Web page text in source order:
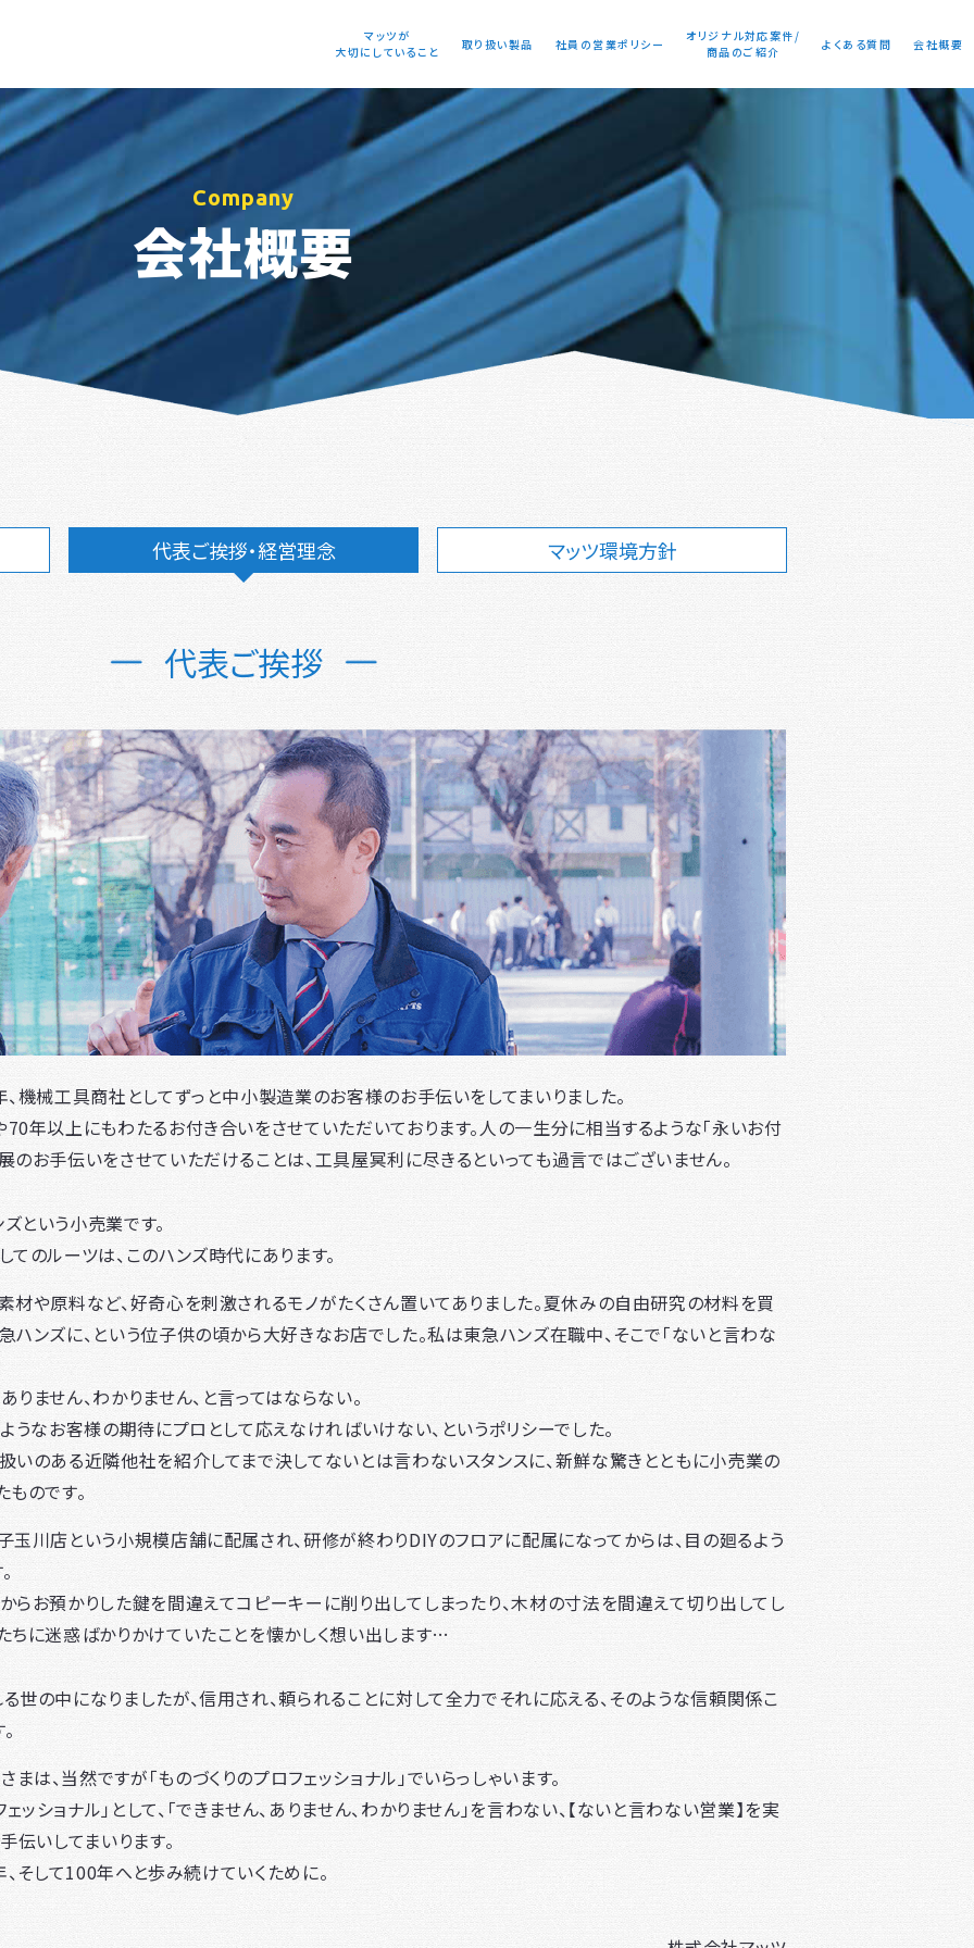
マッツが
大切にしていること
取り扱い製品 社員の営業ポリシー
オリジナル対応案件/
商品のご紹介
よくある質問 会社概要
Company
会社概要
代表ご挨拶・経営理念 マッツ環境方針
代表ご挨拶
機械工具商社としてずっと中小製造業のお客様のお手伝いをしてまいりました。
年以上にもわたるお付き合いをさせていただいております。人の一生分に相当するような「永いお付
のお手伝いをさせていただけることは、工具屋冥利に尽きるといっても過言ではございません。
という小売業です。
のルーツは、このハンズ時代にあります。
材や原料など、好奇心を刺激されるモノがたくさん置いてありました。夏休みの自由研究の材料を買
ハンズに、という位子供の頃から大好きなお店でした。私は東急ハンズ在職中、そこで「ないと言わな
ません、わかりません、と言ってはならない。
うなお客様の期待にプロとして応えなければいけない、というポリシーでした。
いのある近隣他社を紹介してまで決してないとは言わないスタンスに、新鮮な驚きとともに小売業の
のです。
玉川店という小規模店舗に配属され、研修が終わりDIYのフロアに配属になってからは、目の廻るよう
らお預かりした鍵を間違えてコピーキーに削り出してしまったり、木材の寸法を間違えて切り出してし
ちに迷惑ばかりかけていたことを懐かしく想い出します…
世の中になりましたが、信用され、頼られることに対して全力でそれに応える、そのような信頼関係こ
、当然ですが「ものづくりのプロフェッショナル」でいらっしゃいます。
ショナル」として、「できません、ありません、わかりません」を言わない、【ないと言わない営業】を実
伝いしてまいります。
そして100年へと歩み続けていくために。